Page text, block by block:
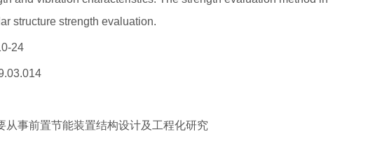
structure strength evaluation.
24
从事前置节能装置结构设计及工程化研究